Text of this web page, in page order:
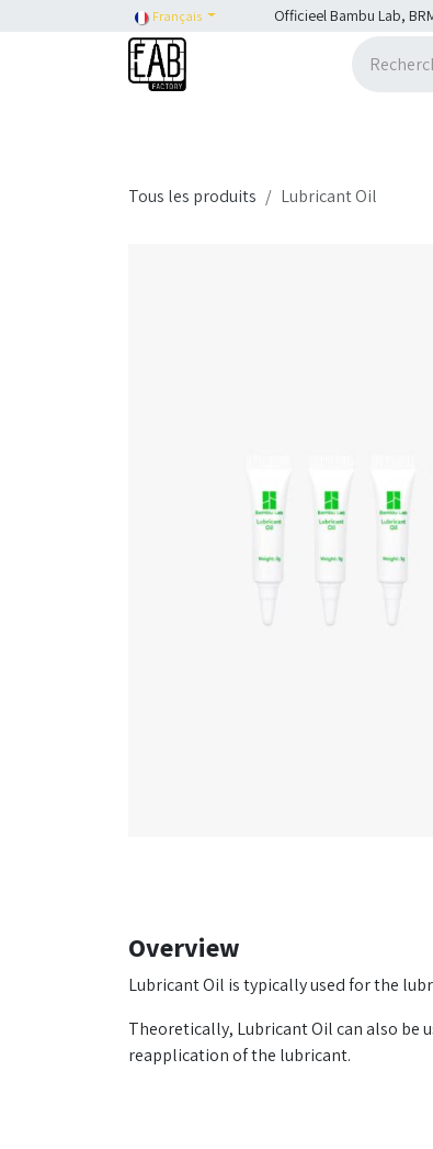
Se rendre au contenuFrançais Officieel Bambu Lab,
Tous les produits Lubricant Oil
Overview
Lubricant Oil is typically used for the
Theoretically, Lubricant Oil can also be
reapplication of the lubricant.